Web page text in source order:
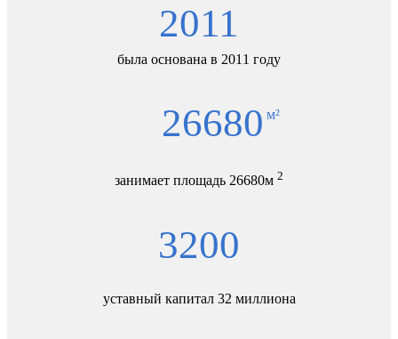
2011
была основана в 2011 году
26680 м²
занимает площадь 26680м 2
3200
уставный капитал 32 миллиона